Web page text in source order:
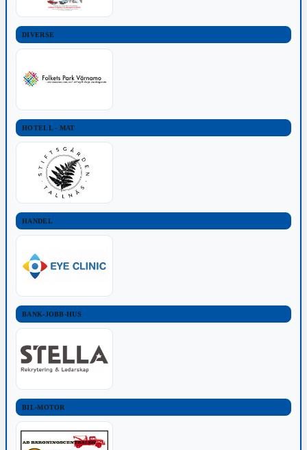
DIVERSE
HOTELL - MAT
HANDEL
BANK-JOBB-HUS
BIL-MOTOR